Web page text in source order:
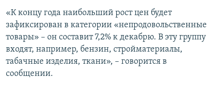
«К концу года наибольший рост цен будет
зафиксирован в категории «непродовольственные
товары» – он составит 7,2% к декабрю. В эту группу
входят, например, бензин, стройматериалы,
табачные изделия, ткани», – говорится в
сообщении.